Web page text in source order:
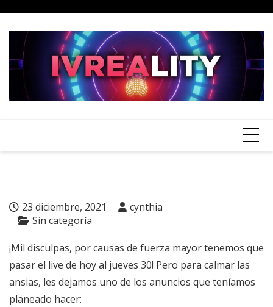
content
23 diciembre, 2021
cynthia
Sin categoría
¡Mil disculpas, por causas de fuerza mayor tenemos que
pasar el live de hoy al jueves 30! Pero para calmar las
ansias, les dejamos uno de los anuncios que teníamos
planeado hacer: